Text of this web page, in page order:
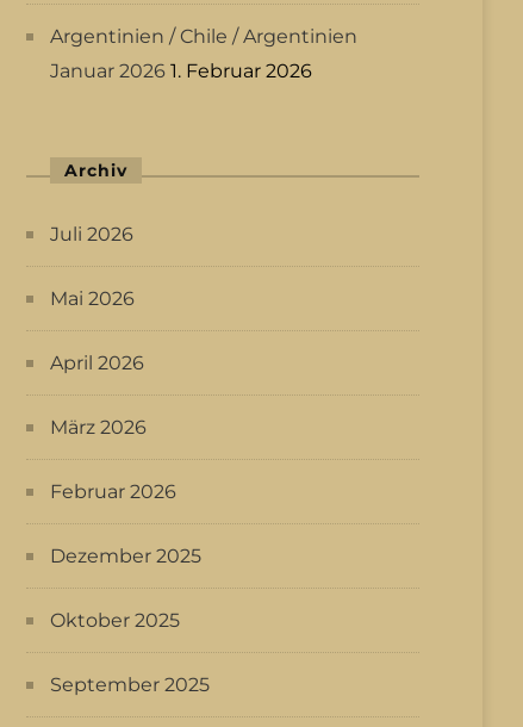
Argentinien / Chile / Argentinien
Januar 2026 1. Februar 2026
Archiv
Juli 2026
Mai 2026
April 2026
März 2026
Februar 2026
Dezember 2025
Oktober 2025
September 2025